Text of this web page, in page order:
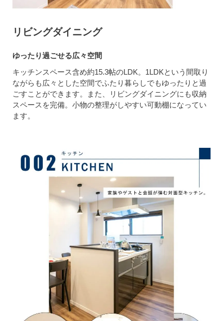
リビングダイニング
ゆったり過ごせる広々空間
キッチンスペース含め約15.3帖のLDK。1LDKという間取り
ながらも広々とした空間でふたり暮らしでもゆったりと過
ごすことができます。また、リビングダイニングにも収納
スペースを完備。小物の整理がしやすい可動棚になってい
ます。